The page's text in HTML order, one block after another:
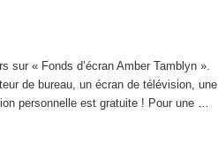
sur « Fonds d’écran Amber Tamblyn ».
de bureau, un écran de télévision, une
personnelle est gratuite ! Pour une …